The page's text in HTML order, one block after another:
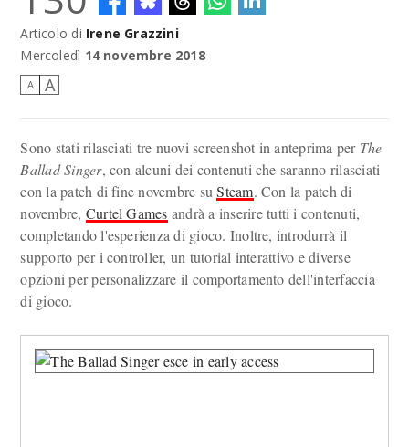
Articolo di Irene Grazzini
Mercoledì 14 novembre 2018
A A
Sono stati rilasciati tre nuovi screenshot in anteprima per The
Ballad Singer, con alcuni dei contenuti che saranno rilasciati
con la patch di fine novembre suSteam. Con la patch di
novembre, Curtel Games andrà a inserire tutti i contenuti,
completando l'esperienza di gioco. Inoltre, introdurrà il
supporto per i controller, un tutorial interattivo e diverse
opzioni per personalizzare il comportamento dell'interfaccia
di gioco.